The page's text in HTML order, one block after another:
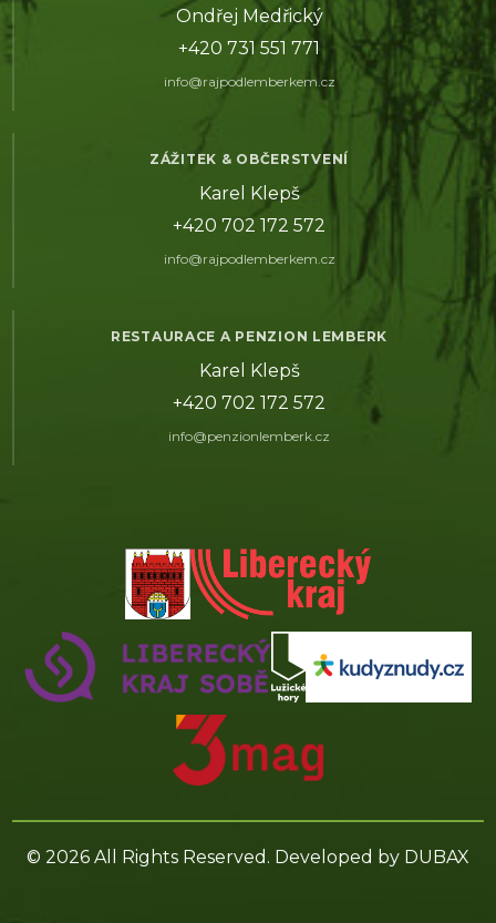
Ondřej Medřický
+420 731 551 771
info@rajpodlemberkem.cz
ZÁŽITEK & OBČERSTVENÍ
Karel Klepš
+420 702 172 572
info@rajpodlemberkem.cz
RESTAURACE A PENZION LEMBERK
Karel Klepš
+420 702 172 572
info@penzionlemberk.cz
© 2026 All Rights Reserved. Developed by DUBAX